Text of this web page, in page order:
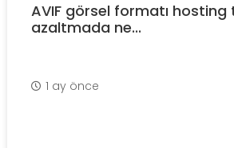
AVIF görsel formatı hosting
azaltmada ne...
1 ay önce